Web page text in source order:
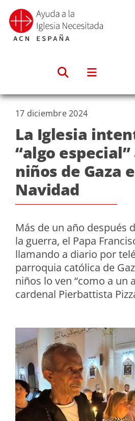
Saltar
contenido
17 diciembre 2024
La Iglesia
“algo especial”
niños de Gaza
Navidad
Más de un año después
la guerra, el Papa
llamando a diario por
parroquia católica de
niños lo ven “como a un
cardenal Pierbattista